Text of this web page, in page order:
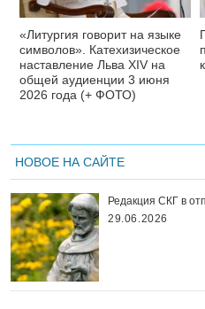
«Литургия говорит на языке
символов». Катехизическое
наставление Льва XIV на
общей аудиенции 3 июня
2026 года (+ ФОТО)
НОВОЕ НА САЙТЕ
Редакция СКГ в
29.06.2026